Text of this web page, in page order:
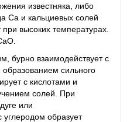
известняка, либо
Ca и кальциевых солей
высоких температурах.
бурно взаимодействует с
сильного
с кислотами и
солей. При
или
углеродом образует